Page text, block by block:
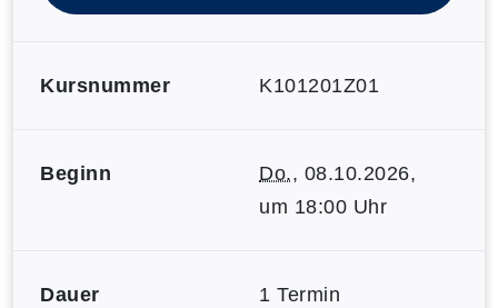
Kursnummer K101201Z01
Beginn Do., 08.10.2026,
um 18:00 Uhr
Dauer 1 Termin